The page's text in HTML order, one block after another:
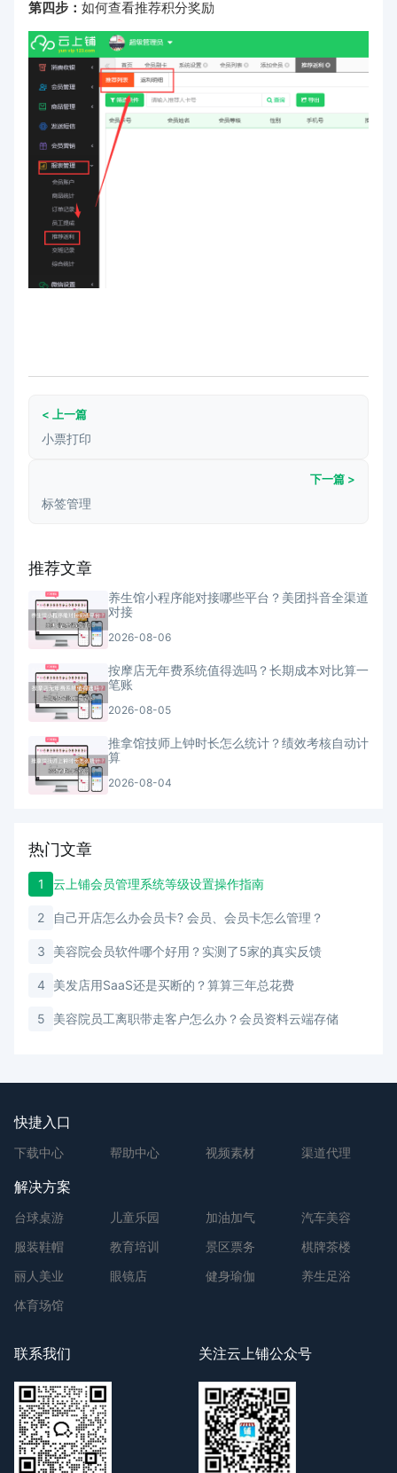
第四步： 如何查看推荐积分奖励
< 上一篇
小票打印
下一篇 >
标签管理
推荐文章
养生馆小程序能对接哪些平台？美团抖音全渠道
对接
2026-08-06
按摩店无年费系统值得选吗？长期成本对比算一
笔账
2026-08-05
推拿馆技师上钟时长怎么统计？绩效考核自动计
算
2026-08-04
热门文章
1 云上铺会员管理系统等级设置操作指南
2 自己开店怎么办会员卡? 会员、会员卡怎么管理？
3 美容院会员软件哪个好用？实测了5家的真实反馈
4 美发店用SaaS还是买断的？算算三年总花费
5 美容院员工离职带走客户怎么办？会员资料云端存储
快捷入口
下载中心 帮助中心 视频素材 渠道代理
解决方案
台球桌游 儿童乐园 加油加气
汽车美容
服装鞋帽
教育培训 景区票务
棋牌茶楼
丽人美业
眼镜店 健身瑜伽
养生足浴
体育场馆
联系我们 关注云上铺公众号